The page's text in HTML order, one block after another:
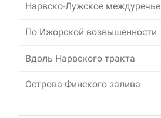
Нарвско-Лужское междуречье
По Ижорской возвышенности
Вдоль Нарвского тракта
Острова Финского залива